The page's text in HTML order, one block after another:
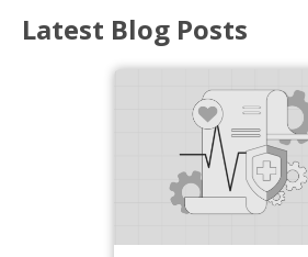
Latest Blog Posts